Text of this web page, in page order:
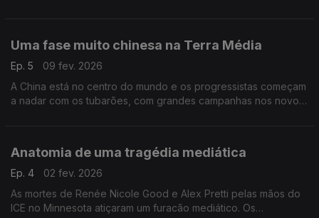
Uma fase muito chinesa na Terra Média
Ep. 5
09 fev. 2026
A China está no centro do mundo e os progressistas começam
a nadar com os tubarões, com grandes campanhas nos novos
Anatomia de uma tragédia mediática
Ep. 4
02 fev. 2026
As mortes de Renée Nicole Good e Alex Pretti pelas mãos do
ICE no Minnesota atiçaram um furacão mediático. Os